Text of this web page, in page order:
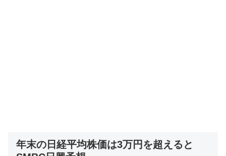
年末の日経平均株価は3万円を超えると